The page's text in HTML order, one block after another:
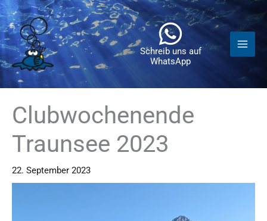
Zum
Inhalt
springen
Schreib uns auf
WhatsApp
Clubwochenende
Traunsee 2023
22. September 2023